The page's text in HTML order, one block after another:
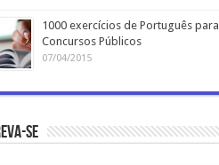
1000 exercícios de Português para
Concursos Públicos
07/04/2015
se